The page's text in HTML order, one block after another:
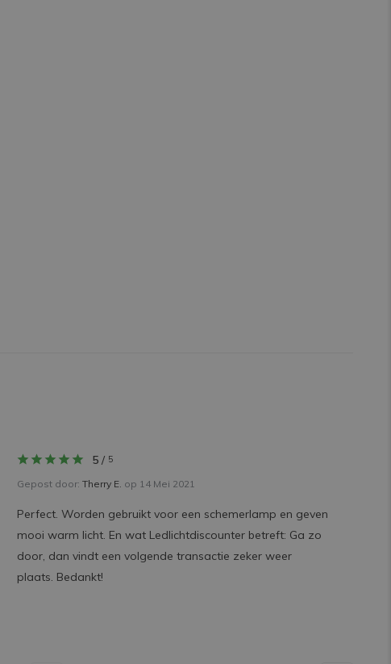
5 / 5
Gepost door:Therry E. op 14 Mei 2021
Perfect. Worden gebruikt voor een schemerlamp en geven
mooi warm licht. En wat Ledlichtdiscounter betreft: Ga zo
door, dan vindt een volgende transactie zeker weer
plaats. Bedankt!